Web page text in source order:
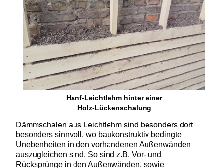
Hanf-Leichtlehm hinter einer
Holz-Lückenschalung
Dämmschalen aus Leichtlehm sind besonders dort
besonders sinnvoll, wo baukonstruktiv bedingte
Unebenheiten in den vorhandenen Außenwänden
auszugleichen sind. So sind z.B. Vor- und
Rücksprünge in den Außenwänden, sowie